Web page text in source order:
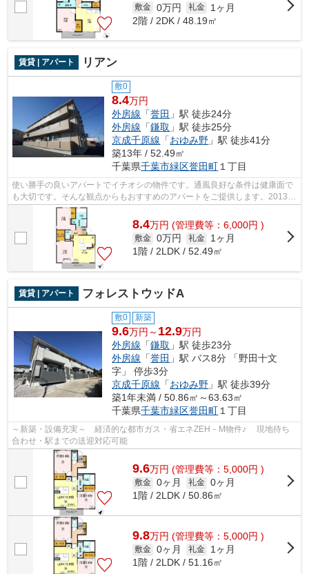
敷金 0万円 礼金
1ヶ月
2階 / 2DK / 48.19㎡
賃貸 | アパート リアン
敷0
8.4万円
外房線 「誉田 」駅 徒歩24分
外房線 「鎌取 」駅 徒歩25分
京成千原線 「おゆみ野 」駅 徒歩41分
築13年 / 52.49㎡
千葉県千葉市緑区誉田町 １丁目
使い勝手の良いアパートでイチオシの物件です。通風良好な条件は健康面で
も大切です。そんな観点からもおすすめのアパートをご提供します。2013年
築で、多くの方がご満足の物件はこち...
8.4万円 (管理費等：6,000円 )
敷金 0万円 礼金
1ヶ月
1階 / 2LDK / 52.49㎡
賃貸 | アパート フォレストウッドA
敷0 新築
9.6万円～ 12.9万円
外房線 「鎌取 」駅 徒歩23分
外房線 「誉田 」駅 バス8分 「野田十文
字」 停歩3分
京成千原線 「おゆみ野 」駅 徒歩39分
築1年未満 / 50.86㎡～63.63㎡
千葉県千葉市緑区誉田町 １丁目
～新築・設備充実～ 経済的な都市ガス・省エネZEH－M物件♪ 現地待ち
合わせ・駅までの送迎対応可能
9.6万円 (管理費等：5,000円 )
敷金 0ヶ月 礼金 0ヶ月
1階 / 2LDK / 50.86㎡
9.8万円 (管理費等：5,000円 )
敷金 0ヶ月 礼金
1ヶ月
1階 / 2LDK / 51.16㎡